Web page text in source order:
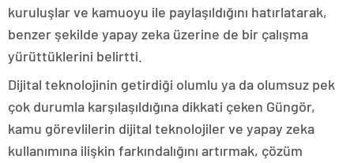
kuruluşlar ve kamuoyu ile paylaşıldığını hatırlatarak,
benzer şekilde yapay zeka üzerine de bir çalışma
yürüttüklerini belirtti.
Dijital teknolojinin getirdiği olumlu ya da olumsuz pek
çok durumla karşılaşıldığına dikkati çeken Güngör,
kamu görevlilerin dijital teknolojiler ve yapay zeka
kullanımına ilişkin farkındalığını artırmak, çözüm